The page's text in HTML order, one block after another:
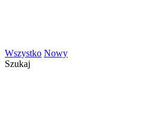
Wszystko Nowy
Szukaj